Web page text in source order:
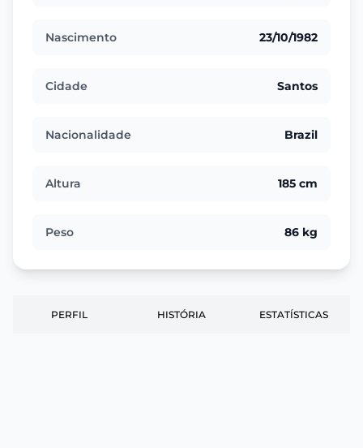
Nascimento 23/10/1982
Cidade Santos
Nacionalidade Brazil
Altura 185 cm
Peso 86 kg
PERFIL HISTÓRIA ESTATÍSTICAS